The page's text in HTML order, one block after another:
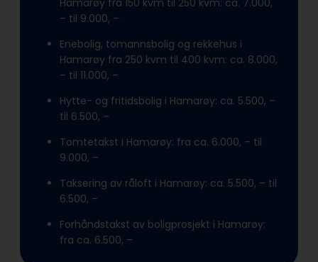
Hamarøy fra 150 kvm til 250 kvm: ca. 7.000,
– til 9.000, –
Enebolig, tomannsbolig og rekkehus i
Hamarøy fra 250 kvm til 400 kvm: ca. 8.000,
– til 11.000, –
Hytte- og fritidsbolig i Hamarøy: ca. 5.500, –
til 6.500, –
Tomtetakst i Hamarøy: fra ca. 6.000, – til
9.000, –
Taksering av råloft i Hamarøy: ca. 5.500, – til
6.500, –
Forhåndstakst av boligprosjekt i Hamarøy:
fra ca. 6.500, –